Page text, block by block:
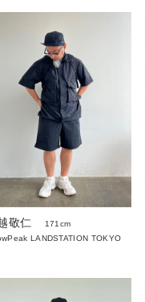
敬仁
171cm
LANDSTATION TOKYO